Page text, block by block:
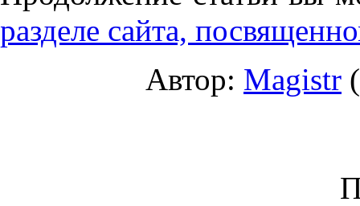
разделе сайта,
Автор: Magistr